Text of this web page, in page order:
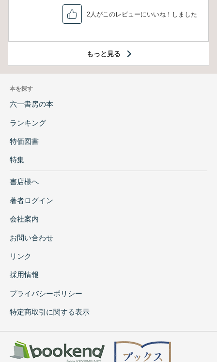
2人がこのレビューにいいね！しました
もっと見る
本を探す
六一書房の本
ランキング
特価図書
特集
書店様へ
著者ログイン
会社案内
お問い合わせ
リンク
採用情報
プライバシーポリシー
特定商取引に関する表示